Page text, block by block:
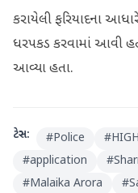
કરાયેલી ફરિયાદના
ધરપકડ કરવામાં આવી
આવ્યા હતા.
ટેગ્સ: #Police #
#application #
#Malaika Arora #